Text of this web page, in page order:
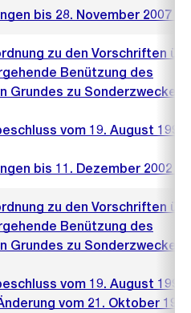
bis 28. November 2007
zu den Vorschriften
Benützung des
Grundes zu Sonderzwecken
vom 19. August 1992
bis 11. Dezember 2002
zu den Vorschriften
Benützung des
Grundes zu Sonderzwecken
vom 19. August 1992
vom 21. Oktober 1998